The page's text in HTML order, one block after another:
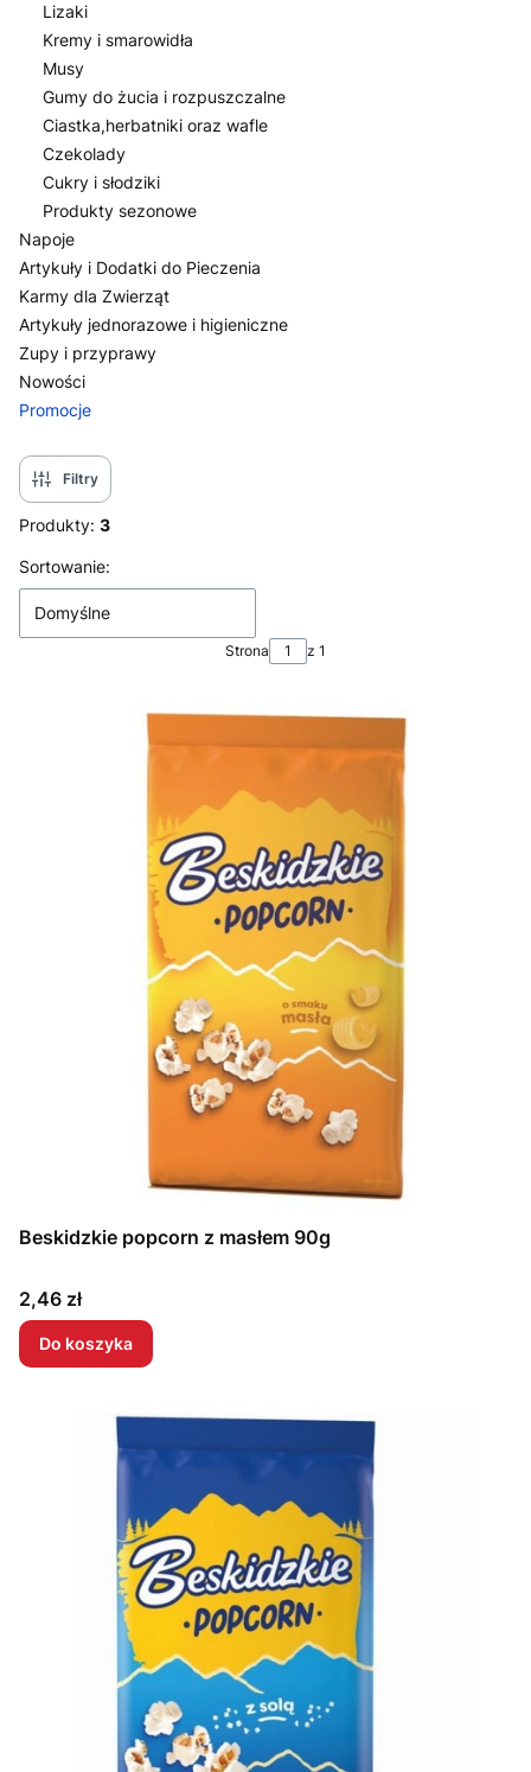
Lizaki
Kremy i smarowidła
Musy
Gumy do żucia i rozpuszczalne
Ciastka,herbatniki oraz wafle
Czekolady
Cukry i słodziki
Produkty sezonowe
Napoje
Artykuły i Dodatki do Pieczenia
Karmy dla Zwierząt
Artykuły jednorazowe i higieniczne
Zupy i przyprawy
Nowości
Promocje
Filtry
Produkty: 3
Lista produktów
Sortowanie:
Domyślne
Strona z 1
Beskidzkie popcorn z masłem 90g
Cena
2,46 zł
Do koszyka